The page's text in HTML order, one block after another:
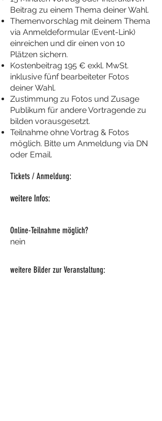
Beitrag zu einem Thema deiner Wahl.
Themenvorschlag mit deinem Thema
via Anmeldeformular (Event-Link)
einreichen und dir einen von 10
Plätzen sichern.
Kostenbeitrag 195 € exkl. MwSt.
inklusive fünf bearbeiteter Fotos
deiner Wahl.
Zustimmung zu Fotos und Zusage
Publikum für andere Vortragende zu
bilden vorausgesetzt.
Teilnahme ohne Vortrag & Fotos
möglich. Bitte um Anmeldung via DN
oder Email.
Tickets / Anmeldung:
weitere Infos:
Online-Teilnahme möglich?
nein
weitere Bilder zur Veranstaltung: